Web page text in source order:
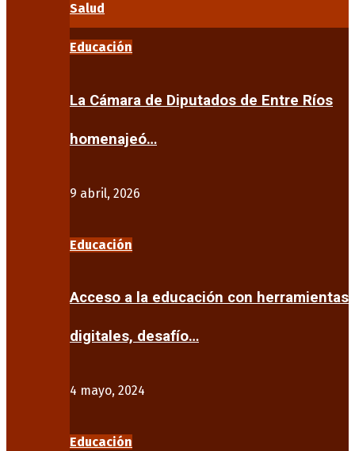
Salud
Educación
La Cámara de Diputados de Entre Ríos
homenajeó…
9 abril, 2026
Educación
Acceso a la educación con herramientas
digitales, desafío…
4 mayo, 2024
Educación